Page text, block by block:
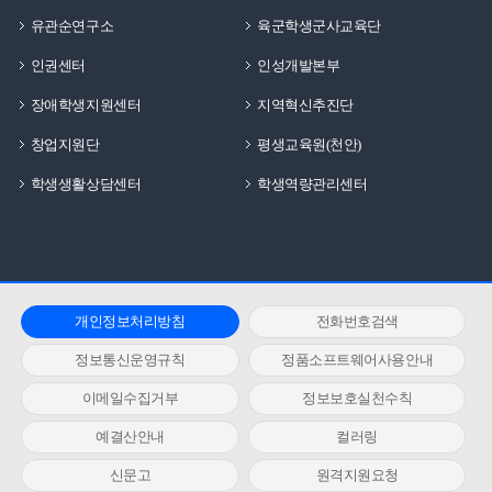
유관순연구소 육군학생군사교육단
인권센터 인성개발본부
장애학생지원센터 지역혁신추진단
창업지원단 평생교육원(천안)
학생생활상담센터 학생역량관리센터
개인정보처리방침 전화번호검색
정보통신운영규칙 정품소프트웨어사용안내
이메일수집거부 정보보호실천수칙
예결산안내 컬러링
신문고 원격지원요청